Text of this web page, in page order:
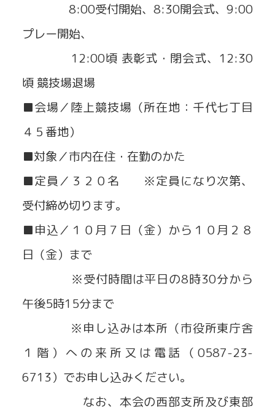
8:00受付開始、8:30開会式、9:00
プレー開始、
12:00頃 表彰式・閉会式、12:30
頃 競技場退場
■会場／陸上競技場（所在地：千代七丁目
４５番地）
■対象／市内在住・在勤のかた
■定員／３２０名 ※定員になり次第、
受付締め切ります。
■申込／１０月７日（金）から１０月２８
日（金）まで
※受付時間は平日の8時30分から
午後5時15分まで
※申し込みは本所（市役所東庁舎
１階）への来所又は電話（0587-23-
6713）でお申し込みください。
なお、本会の西部支所及び東部